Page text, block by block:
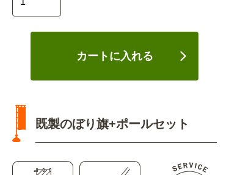
カートに入れる
既製のぼり旗+ポールセット